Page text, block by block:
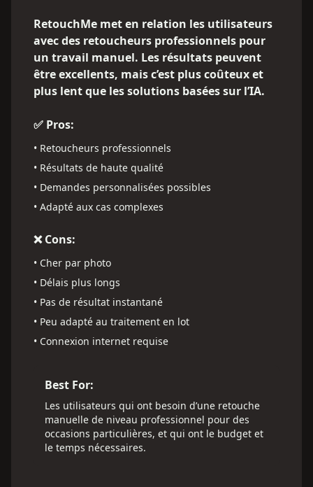
RetouchMe met en relation les utilisateurs
avec des retoucheurs professionnels pour
un travail manuel. Les résultats peuvent
être excellents, mais c’est plus coûteux et
plus lent que les solutions basées sur l’IA.
✅ Pros:
• Retoucheurs professionnels
• Résultats de haute qualité
• Demandes personnalisées possibles
• Adapté aux cas complexes
❌ Cons:
• Cher par photo
• Délais plus longs
• Pas de résultat instantané
• Peu adapté au traitement en lot
• Connexion internet requise
Best For:
Les utilisateurs qui ont besoin d’une retouche
manuelle de niveau professionnel pour des
occasions particulières, et qui ont le budget et
le temps nécessaires.